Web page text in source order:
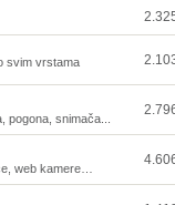
svim vrstama
snimača...
web kamere…